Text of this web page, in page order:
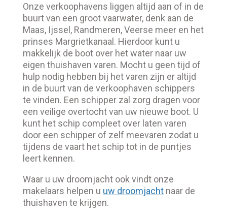
Onze verkoophavens liggen altijd aan of in de
buurt van een groot vaarwater, denk aan de
Maas, Ijssel, Randmeren, Veerse meer en het
prinses Margrietkanaal. Hierdoor kunt u
makkelijk de boot over het water naar uw
eigen thuishaven varen. Mocht u geen tijd of
hulp nodig hebben bij het varen zijn er altijd
in de buurt van de verkoophaven schippers
te vinden. Een schipper zal zorg dragen voor
een veilige overtocht van uw nieuwe boot. U
kunt het schip compleet over laten varen
door een schipper of zelf meevaren zodat u
tijdens de vaart het schip tot in de puntjes
leert kennen.
Waar u uw droomjacht ook vindt onze
makelaars helpen u uw droomjacht naar de
thuishaven te krijgen.